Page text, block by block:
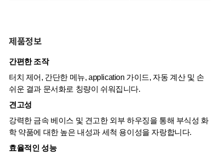
제품정보
간편한 조작
터치 제어, 간단한 메뉴, application 가이드, 자동 계산 및 손
쉬운 결과 문서화로 칭량이 쉬워집니다.
견고성
강력한 금속 베이스 및 견고한 외부 하우징을 통해 부식성 화
학 약품에 대한 높은 내성과 세척 용이성을 자랑합니다.
효율적인 성능